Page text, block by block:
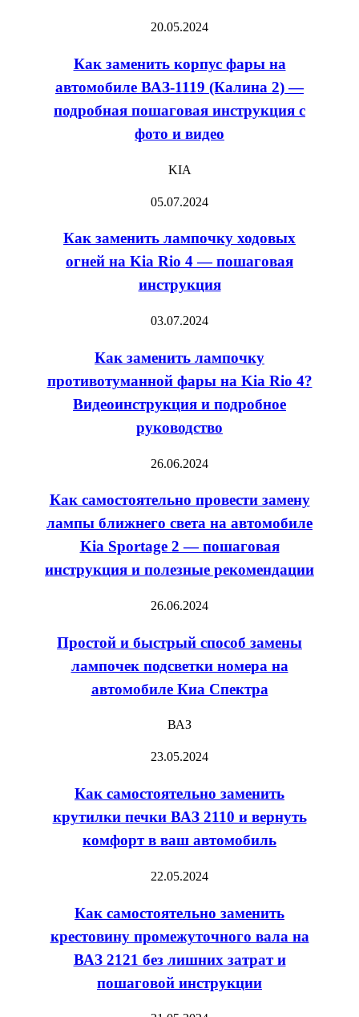
100
основные
причины,
действия
и
полезные
Как
корпус
фары
ВАЗ-1119
—
пошаговая
инструкция
фото
и
20.05.2024
Как заменить корпус фары на
автомобиле ВАЗ-1119 (Калина 2) —
подробная пошаговая инструкция с
фото и видео
KIA
Как
лампочку
ходовых
на
Kia
4
—
пошаговая
инструкция
05.07.2024
Как заменить лампочку ходовых
огней на Kia Rio 4 — пошаговая
инструкция
Как
лампочку
противотуманной
на
Kia
подробное
руководство
03.07.2024
Как заменить лампочку
противотуманной фары на Kia Rio 4?
Видеоинструкция и подробное
руководство
Как
провести
замену
света
Kia
2
—
инструкция
и
рекомендации
26.06.2024
Как самостоятельно провести замену
лампы ближнего света на автомобиле
Kia Sportage 2 — пошаговая
инструкция и полезные рекомендации
Простой
быстрый
способ
замены
подсветки
на
Киа
Спектра
26.06.2024
Простой и быстрый способ замены
лампочек подсветки номера на
автомобиле Киа Спектра
ВАЗ
Как
заменить
крутилки
2110
вернуть
ваш
автомобиль
23.05.2024
Как самостоятельно заменить
крутилки печки ВАЗ 2110 и вернуть
комфорт в ваш автомобиль
Как
заменить
крестовину
на
22.05.2024
Как самостоятельно заменить
крестовину промежуточного вала на
ВАЗ 2121 без лишних затрат и
пошаговой инструкции